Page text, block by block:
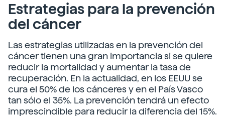
Estrategias para la prevención
del cáncer
Las estrategias utilizadas en la prevención del
cáncer tienen una gran importancia si se quiere
reducir la mortalidad y aumentar la tasa de
recuperación. En la actualidad, en los EEUU se
cura el 50% de los cánceres y en el País Vasco
tan sólo el 35%. La prevención tendrá un efecto
imprescindible para reducir la diferencia del 15%.